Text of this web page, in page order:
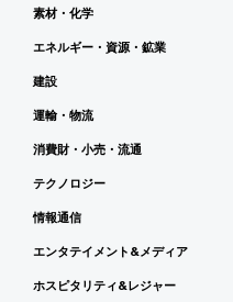
素材・化学
エネルギー・資源・鉱業
建設
運輸・物流
消費財・小売・流通
テクノロジー
情報通信
エンタテイメント&メディア
ホスピタリティ&レジャー